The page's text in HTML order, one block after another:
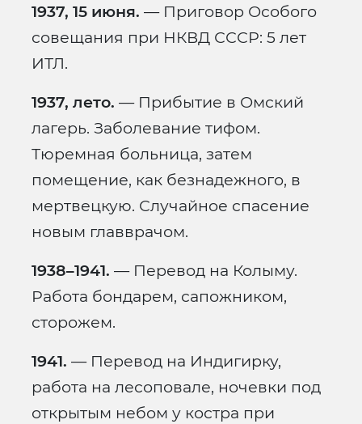
1937, 15 июня. — Приговор Особого
совещания при НКВД СССР: 5 лет
ИТЛ.
1937, лето. — Прибытие в Омский
лагерь. Заболевание тифом.
Тюремная больница, затем
помещение, как безнадежного, в
мертвецкую. Случайное спасение
новым главврачом.
1938–1941. — Перевод на Колыму.
Работа бондарем, сапожником,
сторожем.
1941. — Перевод на Индигирку,
работа на лесоповале, ночевки под
открытым небом у костра при